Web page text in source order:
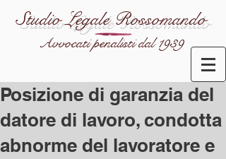
Studio Legale Rossomando
Avvocati penalisti dal 1939
Posizione di garanzia del
datore di lavoro, condotta
abnorme del lavoratore e